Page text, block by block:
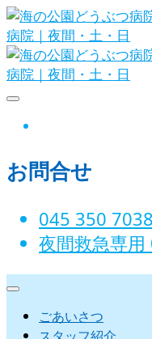
Skip
to
content
日
お問合せ
045 350 7038‬
夜間救急専
ごあいさつ